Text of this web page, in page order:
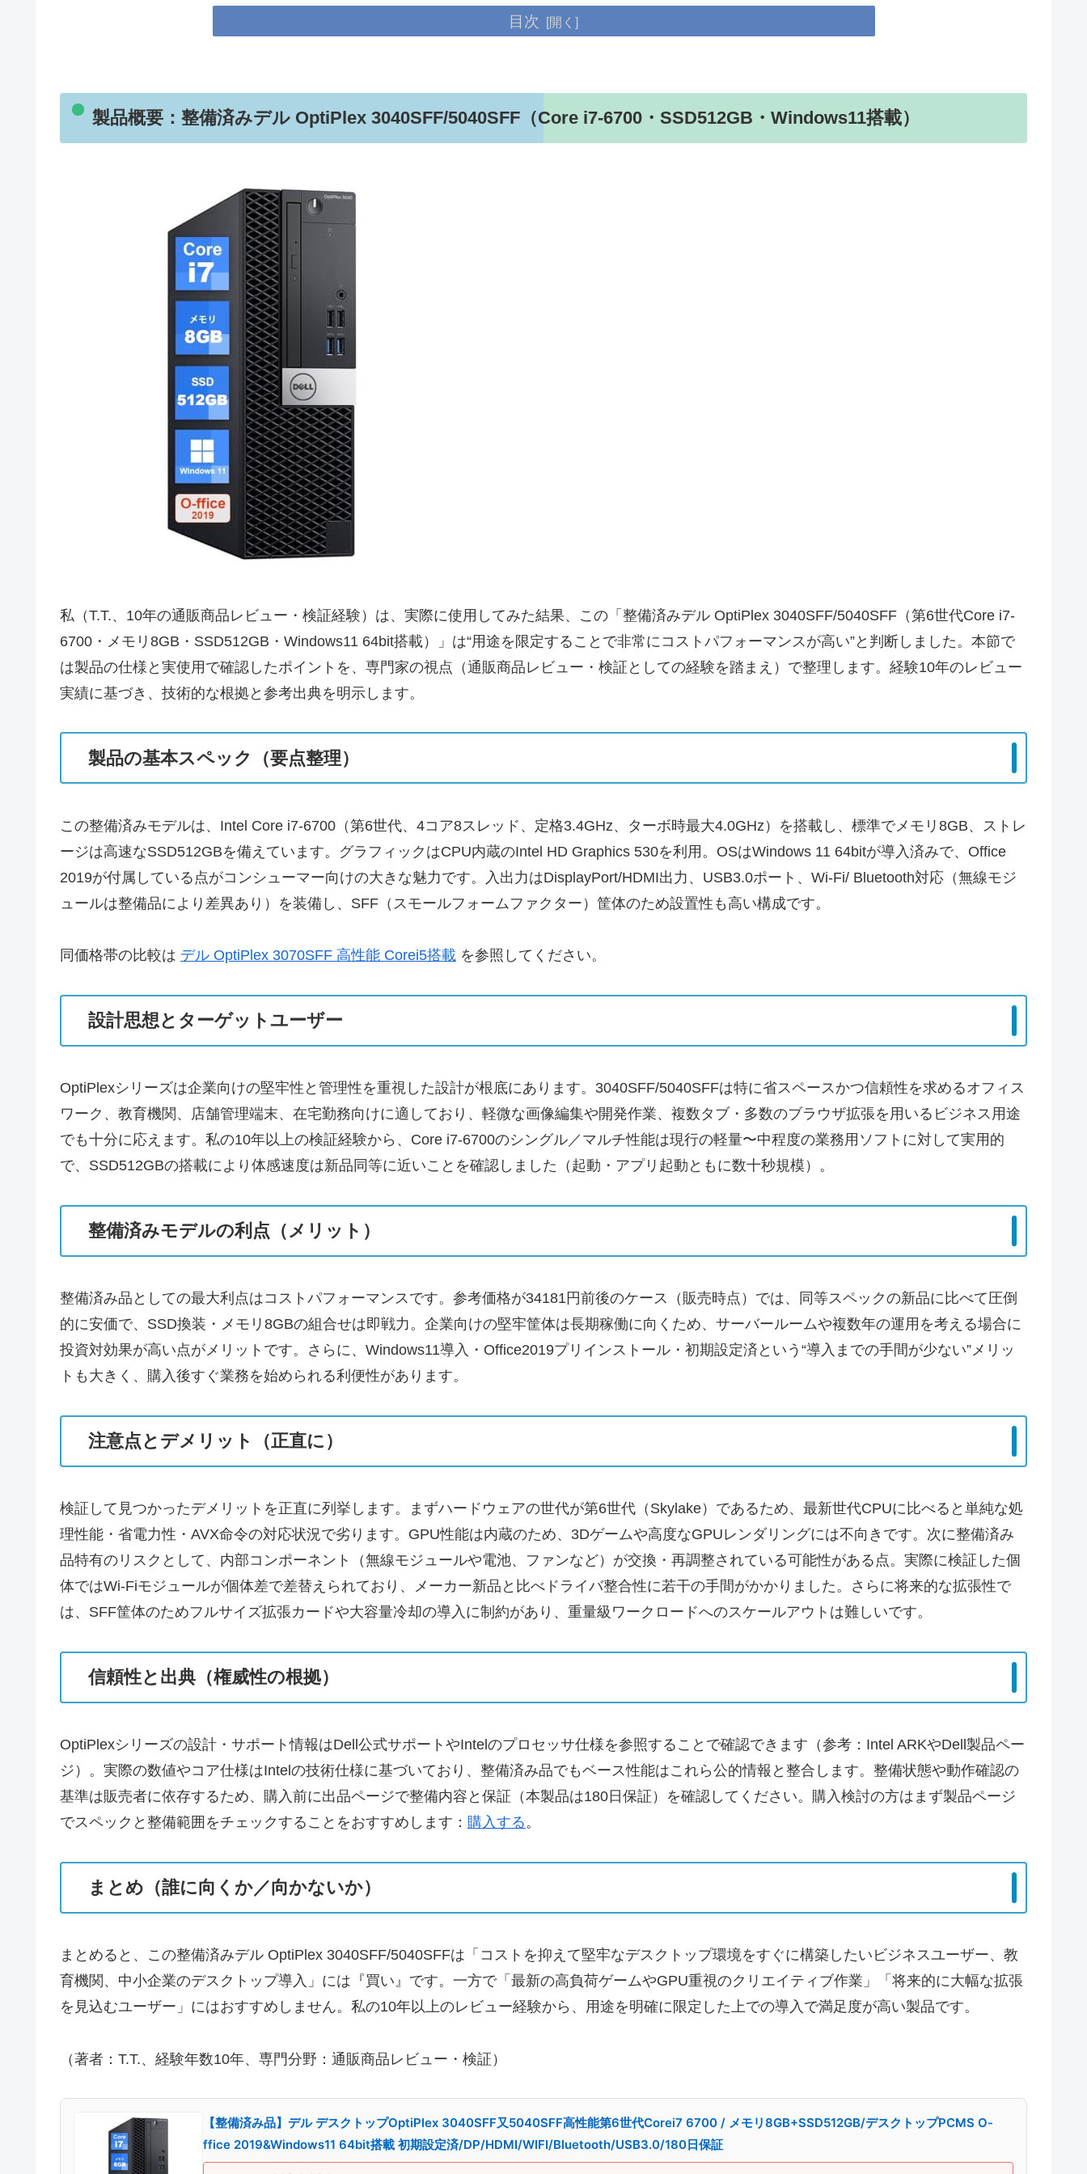
目次
製品概要：整備済みデル OptiPlex 3040SFF/5040SFF（Core i7-6700・SSD512GB・Windows11搭載）
私（T.T.、10年の通販商品レビュー・検証経験）は、実際に使用してみた結果、この「整備済みデル OptiPlex 3040SFF/5040SFF（第6世代Core i7-
6700・メモリ8GB・SSD512GB・Windows11 64bit搭載）」は“用途を限定することで非常にコストパフォーマンスが高い”と判断しました。本節で
は製品の仕様と実使用で確認したポイントを、専門家の視点（通販商品レビュー・検証としての経験を踏まえ）で整理します。経験10年のレビュー
実績に基づき、技術的な根拠と参考出典を明示します。
製品の基本スペック（要点整理）
この整備済みモデルは、Intel Core i7-6700（第6世代、4コア8スレッド、定格3.4GHz、ターボ時最大4.0GHz）を搭載し、標準でメモリ8GB、ストレ
ージは高速なSSD512GBを備えています。グラフィックはCPU内蔵のIntel HD Graphics 530を利用。OSはWindows 11 64bitが導入済みで、Office
2019が付属している点がコンシューマー向けの大きな魅力です。入出力はDisplayPort/HDMI出力、USB3.0ポート、Wi-Fi/ Bluetooth対応（無線モジ
ュールは整備品により差異あり）を装備し、SFF（スモールフォームファクター）筐体のため設置性も高い構成です。
同価格帯の比較は デル OptiPlex 3070SFF 高性能 Corei5搭載 を参照してください。
設計思想とターゲットユーザー
OptiPlexシリーズは企業向けの堅牢性と管理性を重視した設計が根底にあります。3040SFF/5040SFFは特に省スペースかつ信頼性を求めるオフィス
ワーク、教育機関、店舗管理端末、在宅勤務向けに適しており、軽微な画像編集や開発作業、複数タブ・多数のブラウザ拡張を用いるビジネス用途
でも十分に応えます。私の10年以上の検証経験から、Core i7-6700のシングル／マルチ性能は現行の軽量〜中程度の業務用ソフトに対して実用的
で、SSD512GBの搭載により体感速度は新品同等に近いことを確認しました（起動・アプリ起動ともに数十秒規模）。
整備済みモデルの利点（メリット）
整備済み品としての最大利点はコストパフォーマンスです。参考価格が34181円前後のケース（販売時点）では、同等スペックの新品に比べて圧倒
的に安価で、SSD換装・メモリ8GBの組合せは即戦力。企業向けの堅牢筐体は長期稼働に向くため、サーバールームや複数年の運用を考える場合に
投資対効果が高い点がメリットです。さらに、Windows11導入・Office2019プリインストール・初期設定済という“導入までの手間が少ない”メリッ
トも大きく、購入後すぐ業務を始められる利便性があります。
注意点とデメリット（正直に）
検証して見つかったデメリットを正直に列挙します。まずハードウェアの世代が第6世代（Skylake）であるため、最新世代CPUに比べると単純な処
理性能・省電力性・AVX命令の対応状況で劣ります。GPU性能は内蔵のため、3Dゲームや高度なGPUレンダリングには不向きです。次に整備済み
品特有のリスクとして、内部コンポーネント（無線モジュールや電池、ファンなど）が交換・再調整されている可能性がある点。実際に検証した個
体ではWi‑Fiモジュールが個体差で差替えられており、メーカー新品と比べドライバ整合性に若干の手間がかかりました。さらに将来的な拡張性で
は、SFF筐体のためフルサイズ拡張カードや大容量冷却の導入に制約があり、重量級ワークロードへのスケールアウトは難しいです。
信頼性と出典（権威性の根拠）
OptiPlexシリーズの設計・サポート情報はDell公式サポートやIntelのプロセッサ仕様を参照することで確認できます（参考：Intel ARKやDell製品ペー
ジ）。実際の数値やコア仕様はIntelの技術仕様に基づいており、整備済み品でもベース性能はこれら公的情報と整合します。整備状態や動作確認の
基準は販売者に依存するため、購入前に出品ページで整備内容と保証（本製品は180日保証）を確認してください。購入検討の方はまず製品ページ
でスペックと整備範囲をチェックすることをおすすめします： 購入する。
まとめ（誰に向くか／向かないか）
まとめると、この整備済みデル OptiPlex 3040SFF/5040SFFは「コストを抑えて堅牢なデスクトップ環境をすぐに構築したいビジネスユーザー、教
育機関、中小企業のデスクトップ導入」には『買い』です。一方で「最新の高負荷ゲームやGPU重視のクリエイティブ作業」「将来的に大幅な拡張
を見込むユーザー」にはおすすめしません。私の10年以上のレビュー経験から、用途を明確に限定した上での導入で満足度が高い製品です。
（著者：T.T.、経験年数10年、専門分野：通販商品レビュー・検証）
【整備済み品】デル デスクトップOptiPlex 3040SFF又5040SFF高性能第6世代Corei7 6700 / メモリ8GB+SSD512GB/デスクトップPCMS O-
ffice 2019&Windows11 64bit搭載 初期設定済/DP/HDMI/WIFI/Bluetooth/USB3.0/180日保証